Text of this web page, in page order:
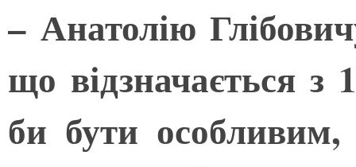
– Анатолію
що відзначається з
би бути